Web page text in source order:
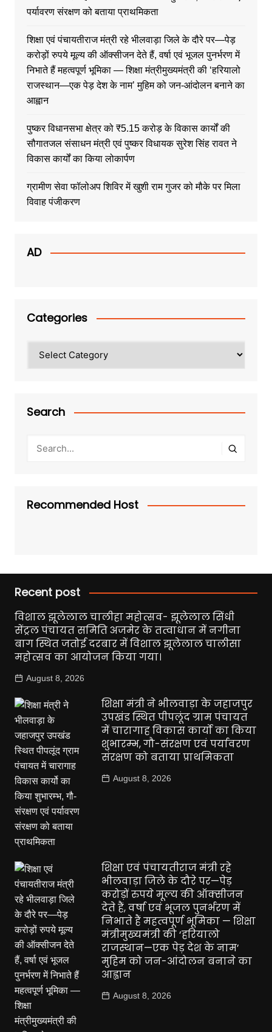
पर्यावरण संरक्षण को बताया प्राथमिकता
शिक्षा एवं पंचायतीराज मंत्री रहे भीलवाड़ा जिले के दौरे पर—पेड़
करोड़ों रुपये मूल्य की ऑक्सीजन देते हैं, वर्षा एवं भूजल पुनर्भरण में
निभाते हैं महत्वपूर्ण भूमिका — शिक्षा मंत्रीमुख्यमंत्री की ‘हरियालो
राजस्थान—एक पेड़ देश के नाम’ मुहिम को जन-आंदोलन बनाने का
आह्वान
पुष्कर विधानसभा क्षेत्र को ₹5.15 करोड़ के विकास कार्यों की
सौगातजल संसाधन मंत्री एवं पुष्कर विधायक सुरेश सिंह रावत ने
विकास कार्यों का किया लोकार्पण
ग्रामीण सेवा फॉलोअप शिविर में खुशी राम गुजर को मौके पर मिला
विवाह पंजीकरण
AD
Categories
Search
Recommended Host
Recent post
विशाल झूलेलाल चालीहा महोत्सव- झूलेलाल सिंधी
सेंट्रल पंचायत समिति अजमेर के तत्वाधान में नगीना
बाग स्थित जतोई दरबार में विशाल झूलेलाल चालीसा
महोत्सव का आयोजन किया गया।
August 8, 2026
शिक्षा मंत्री ने भीलवाड़ा के जहाजपुर
उपखंड स्थित पीपलूंद ग्राम पंचायत
में चारागाह विकास कार्यो का किया
शुभारम्भ, गौ-संरक्षण एवं पर्यावरण
संरक्षण को बताया प्राथमिकता
August 8, 2026
शिक्षा एवं पंचायतीराज मंत्री रहे
भीलवाड़ा जिले के दौरे पर—पेड़
करोड़ों रुपये मूल्य की ऑक्सीजन
देते हैं, वर्षा एवं भूजल पुनर्भरण में
निभाते हैं महत्वपूर्ण भूमिका — शिक्षा
मंत्रीमुख्यमंत्री की ‘हरियालो
राजस्थान—एक पेड़ देश के नाम’
मुहिम को जन-आंदोलन बनाने का
आह्वान
August 8, 2026